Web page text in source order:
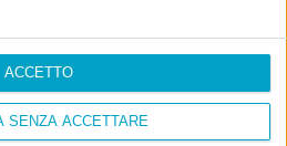
SENZA ACCETTARE
ACCETTO